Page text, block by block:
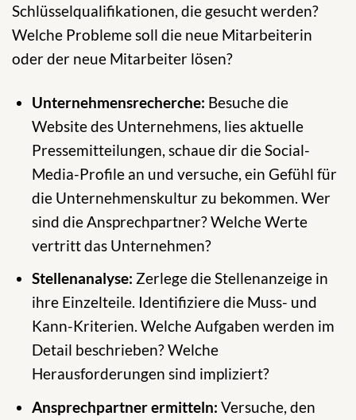
Schlüsselqualifikationen, die gesucht werden?
Welche Probleme soll die neue Mitarbeiterin
oder der neue Mitarbeiter lösen?
Unternehmensrecherche: Besuche die
Website des Unternehmens, lies aktuelle
Pressemitteilungen, schaue dir die Social-
Media-Profile an und versuche, ein Gefühl für
die Unternehmenskultur zu bekommen. Wer
sind die Ansprechpartner? Welche Werte
vertritt das Unternehmen?
Stellenanalyse: Zerlege die Stellenanzeige in
ihre Einzelteile. Identifiziere die Muss- und
Kann-Kriterien. Welche Aufgaben werden im
Detail beschrieben? Welche
Herausforderungen sind impliziert?
Ansprechpartner ermitteln: Versuche, den